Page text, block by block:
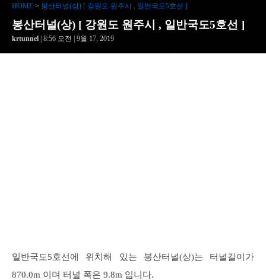
HOME > 봉산터널(상) [ 강원도 원주시 , 일반국도5호선 ]
봉산터널(상) [ 강원도 원주시 , 일반국도5호선 ]
krtunnel | 8:56 오전 | 9월 17, 2019
일반국도5호선에 위치해 있는 봉산터널(상)는 터널길이가
870.0m 이며 터널 폭은 9.8m 입니다.